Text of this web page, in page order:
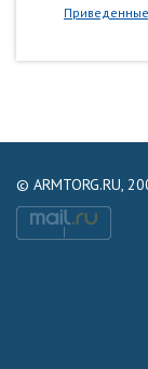
Приведенные
© ARMTORG.RU,